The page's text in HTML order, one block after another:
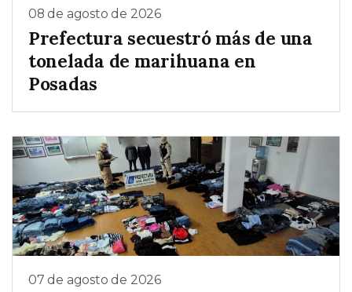
08 de agosto de 2026
Prefectura secuestró más de una
tonelada de marihuana en
Posadas
07 de agosto de 2026